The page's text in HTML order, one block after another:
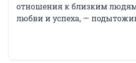
отношения к близким
любви и успеха, —